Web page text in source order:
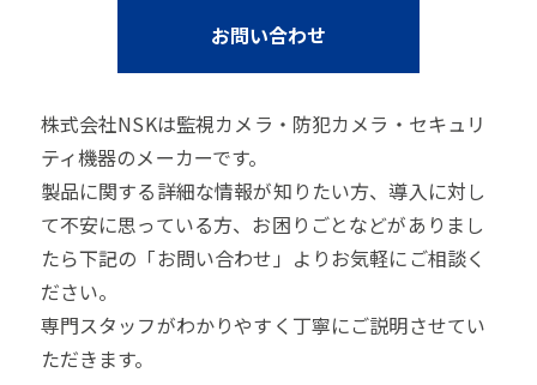
お問い合わせ
株式会社NSKは監視カメラ・防犯カメラ・セキュリ
ティ機器のメーカーです。
製品に関する詳細な情報が知りたい方、導入に対し
て不安に思っている方、お困りごとなどがありまし
たら下記の「お問い合わせ」よりお気軽にご相談く
ださい。
専門スタッフがわかりやすく丁寧にご説明させてい
ただきます。